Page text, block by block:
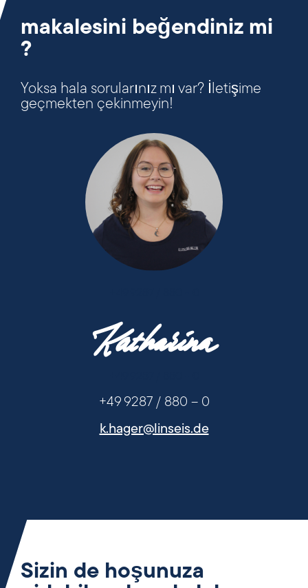
makalesini beğendiniz mi
?
Yoksa hala sorularınız mı var? İletişime
geçmekten çekinmeyin!
Katharina
+49 9287 / 880 – 0
k.hager@linseis.de
Sizin de hoşunuza